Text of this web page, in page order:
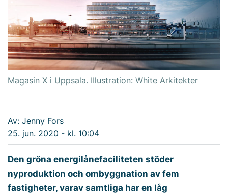
Magasin X i Uppsala. IIlustration: White Arkitekter
Av: Jenny Fors
25. jun. 2020 - kl. 10:04
Den gröna energilånefaciliteten stöder
nyproduktion och ombyggnation av fem
fastigheter, varav samtliga har en låg